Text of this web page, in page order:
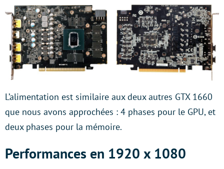
L’alimentation est similaire aux deux autres GTX 1660
que nous avons approchées : 4 phases pour le GPU, et
deux phases pour la mémoire.
Performances en 1920 x 1080